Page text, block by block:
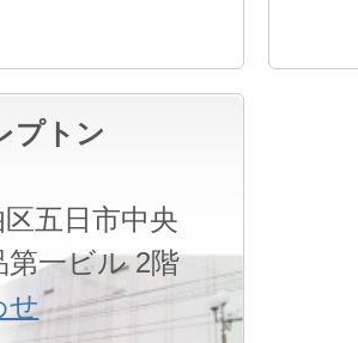
プトン
五日市中央
第一ビル 2階
せ